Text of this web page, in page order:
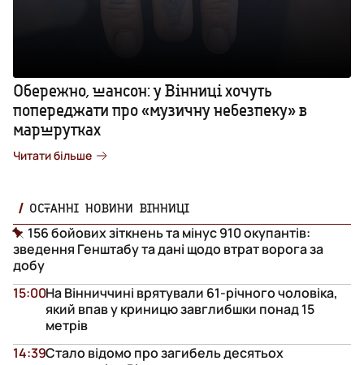
Обережно, шансон: у Вінниці хочуть
попереджати про «музичну небезпеку» в
маршрутках
Читати більше
ОСТАННІ НОВИНИ ВІННИЦІ
156 бойових зіткнень та мінус 910 окупантів:
зведення Генштабу та дані щодо втрат ворога за
добу
На Вінниччині врятували 61-річного чоловіка,
який впав у криницю завглибшки понад 15
метрів
15:00
Стало відомо про загибель десятьох
14:39